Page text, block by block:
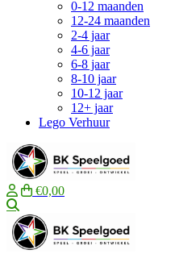
0-12 maanden
12-24 maanden
2-4 jaar
4-6 jaar
6-8 jaar
8-10 jaar
10-12 jaar
12+ jaar
Lego Verhuur
€0,00